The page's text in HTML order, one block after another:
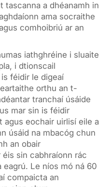
tascanna a dhéanamh in
ama socraithe
comhoibriú ar an
iathghréine i sluaite
i dtionscail
féidir le digeaí
orthu an t-
tranchaí úsáide
mar sin is féidir
agus eochair uirlisí eile a
úsáid na mbacóg chun
an obair
sin cabhraíonn rác
eagrú. Le níos mó ná 60
compaicta an